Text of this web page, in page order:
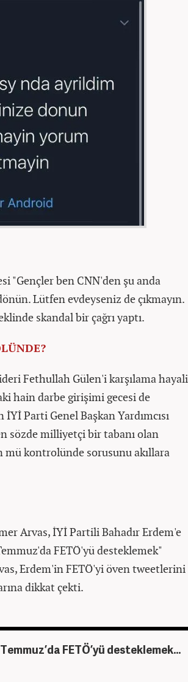
"Gençler ben CNN'den şu anda
Lütfen evdeyseniz de çıkmayın.
skandal bir çağrı yaptı.
Fethullah Gülen'i karşılama hayali
hain darbe girişimi gecesi de
İYİ Parti Genel Başkan Yardımcısı
sözde milliyetçi bir tabanı olan
mü kontrolünde sorusunu akıllara
Arvas, İYİ Partili Bahadır Erdem'e
FETÖ'yü desteklemek"
Erdem'in FETÖ'yi öven tweetlerini
dikkat çekti.
FETÖ’yü desteklemek...